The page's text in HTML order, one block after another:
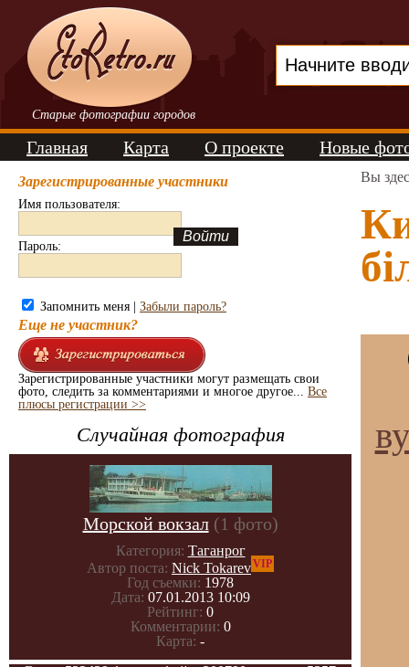
Старые фотографии городов
Главная Карта О проекте Новые
Зарегистрированные участники
Имя пользователя:
Пароль:
Запомнить меня | Забыли пароль?
Еще не участник?
Зарегистрированные участники могут размещать свои
фото, следить за комментариями и многое другое... Все
плюсы регистрации >>
Случайная фотография
Морской вокзал (1 фото)
Категория: Таганрог
Автор поста: Nick TokarevVIP
Год съемки: 1978
Дата: 07.01.2013 10:09
Рейтинг: 0
Комментарии: 0
Карта: -
Вы